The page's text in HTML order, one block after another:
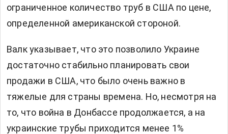
ограниченное количество труб в США по цене,
определенной американской стороной.
Валк указывает, что это позволило Украине
достаточно стабильно планировать свои
продажи в США, что было очень важно в
тяжелые для страны времена. Но, несмотря на
то, что война в Донбассе продолжается, а на
украинские трубы приходится менее 1%